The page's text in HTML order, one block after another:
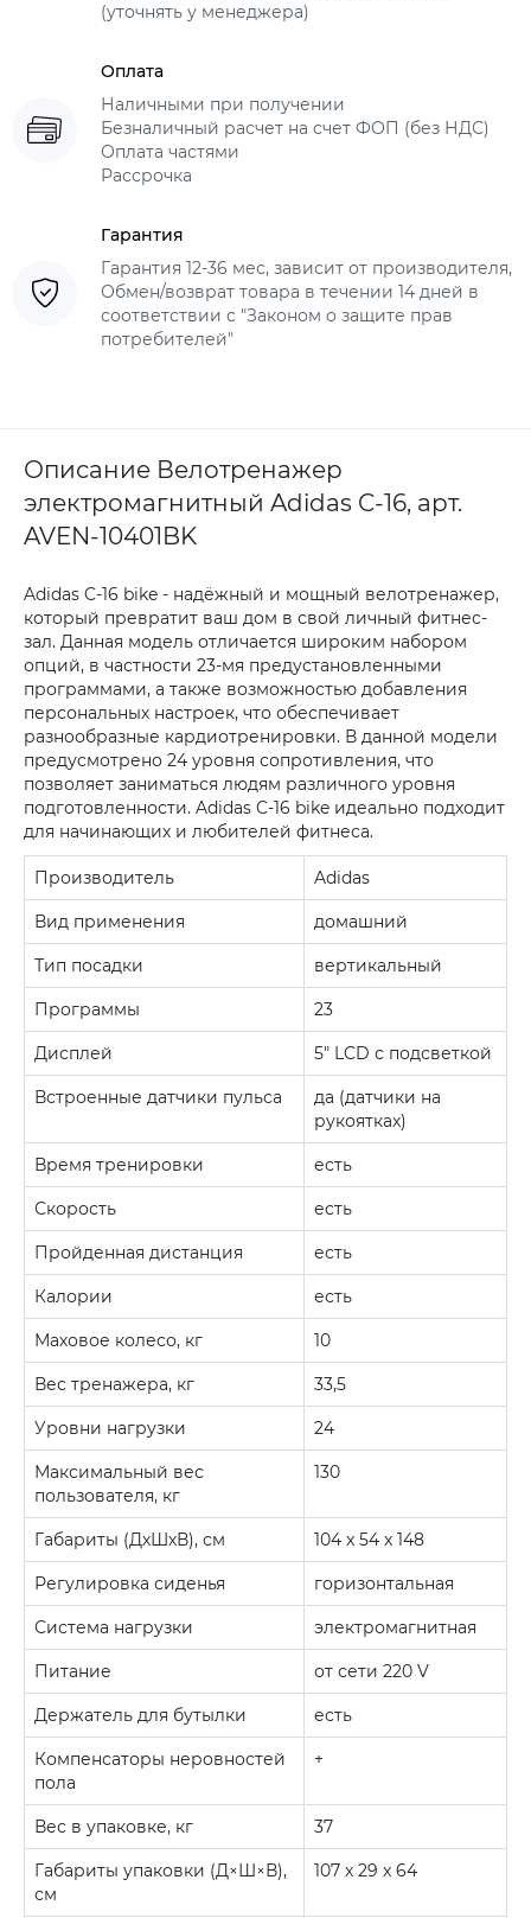
(уточнять у менеджера)
Оплата
Наличными при получении
Безналичный расчет на счет ФОП (без НДС)
Оплата частями
Рассрочка
Гарантия
Гарантия 12-36 мес, зависит от производителя,
Обмен/возврат товара в течении 14 дней в
соответствии с "Законом о защите прав
потребителей"
Описание Велотренажер
электромагнитный Adidas C-16, арт.
AVEN-10401BK
Adidas C-16 bike - надёжный и мощный велотренажер,
который превратит ваш дом в свой личный фитнес-
зал. Данная модель отличается широким набором
опций, в частности 23-мя предустановленными
программами, а также возможностью добавления
персональных настроек, что обеспечивает
разнообразные кардиотренировки. В данной модели
предусмотрено 24 уровня сопротивления, что
позволяет заниматься людям различного уровня
подготовленности. Adidas C-16 bike идеально подходит
для начинающих и любителей фитнеса.
Производитель Adidas
Вид применения домашний
Тип посадки вертикальный
Прoграммы 23
Дисплей 5" LCD с подсветкой
Встроенные датчики пульса
да (датчики на
рукоятках)
Время тренировки есть
Скорость есть
Пройденная дистанция есть
Калории есть
Маховое колесо, кг 10
Вес тренажера, кг 33,5
Уровни нагрузки 24
Максимальный вес
пользователя, кг
130
Габариты (ДхШхВ), см 104 x 54 x 148
Регулировка сиденья горизонтальная
Система нагрузки электромагнитная
Питание от сети 220 V
Держатель для бутылки есть
Компенсаторы неровностей
пола
+
Вес в упаковке, кг 37
Габариты упаковки (Д×Ш×В),
см
107 x 29 x 64